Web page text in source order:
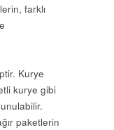
farklı
Kurye
kurye gibi
paketlerin